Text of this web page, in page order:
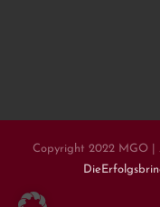
Copyright 2022 MGO |